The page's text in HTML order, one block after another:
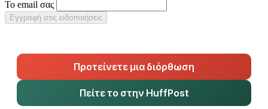
Το email σας
Εγγραφή στις ειδοποιήσεις
Προτείνετε μια διόρθωση
Πείτε το στην HuffPost